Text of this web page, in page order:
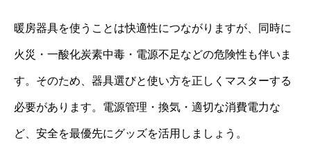
暖房器具を使うことは快適性につながりますが、同時に
火災・一酸化炭素中毒・電源不足などの危険性も伴いま
す。そのため、器具選びと使い方を正しくマスターする
必要があります。電源管理・換気・適切な消費電力な
ど、安全を最優先にグッズを活用しましょう。